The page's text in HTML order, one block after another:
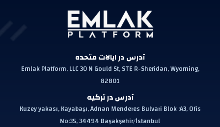
آدرس در ایالات متحده
Emlak Platform, LLC 30 N Gould St, STE R-Sheridan, Wyoming,
82801
آدرس در ترکیه
Kuzey yakası, Kayabaşı, Adnan Menderes Bulvari Blok :A3, Ofis
No:35, 34494 Başakşehir/İstanbul